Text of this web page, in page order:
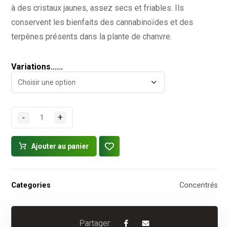
à des cristaux jaunes, assez secs et friables. Ils
conservent les bienfaits des cannabinoïdes et des
terpènes présents dans la plante de chanvre.
Variations......
- +
Ajouter au panier
Categories Concentrés